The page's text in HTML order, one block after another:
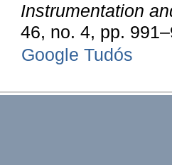
Instrumentation
46, no. 4, pp.
Google Tudós